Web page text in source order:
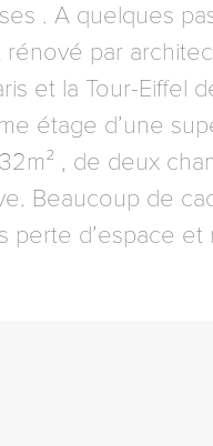
. A quelques
par
et la Tour-
étage d’une
, de deux
Beaucoup de
perte d’espace